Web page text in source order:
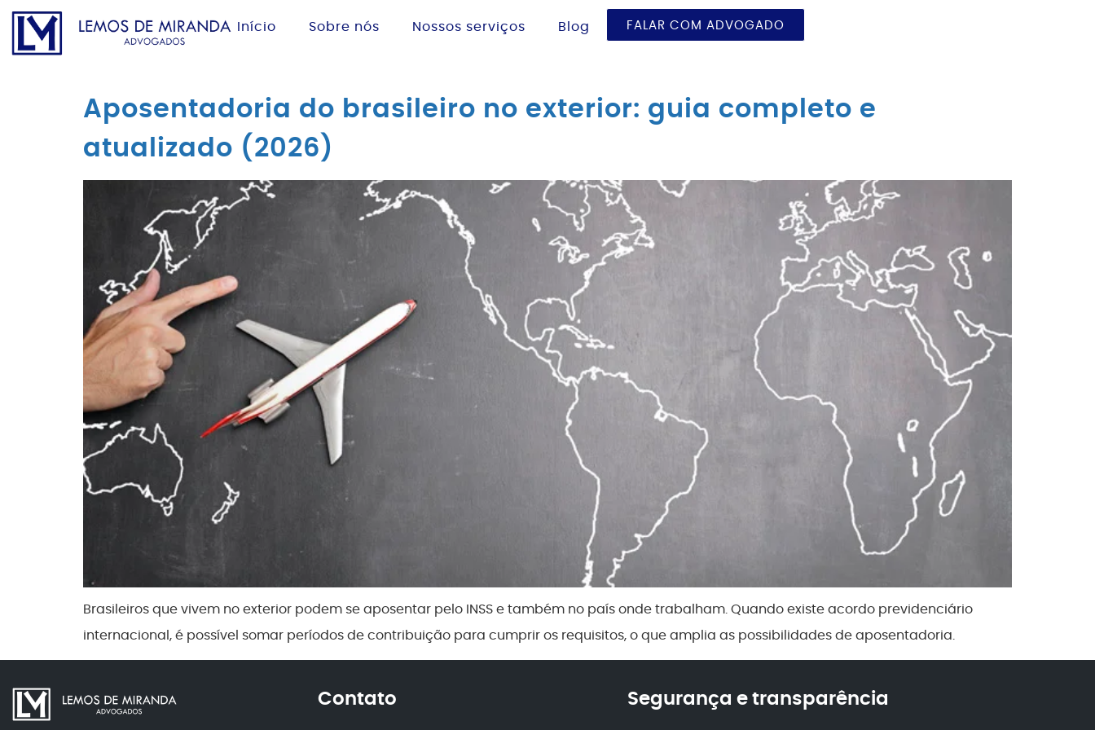
Início Sobre nós Nossos serviços Blog FALAR COM ADVOGADO
Aposentadoria do brasileiro no exterior: guia completo e
atualizado (2026)
Brasileiros que vivem no exterior podem se aposentar pelo INSS e também no país onde trabalham. Quando existe acordo previdenciário
internacional, é possível somar períodos de contribuição para cumprir os requisitos, o que amplia as possibilidades de aposentadoria.
Contato Segurança e transparência